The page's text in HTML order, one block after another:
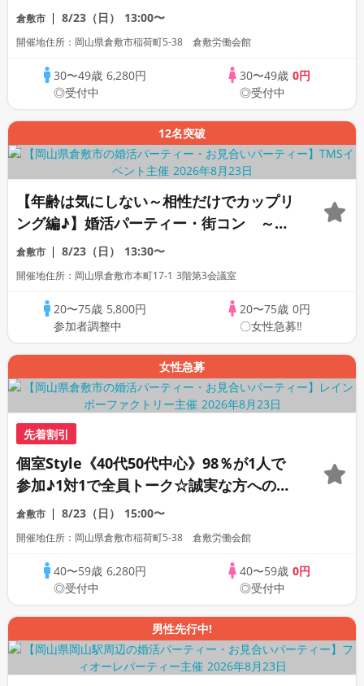
活パーティー
倉敷市 8/23（日） 13:00〜
開催地住所：岡山県倉敷市稲荷町5‐38 倉敷労働会館
30〜49歳 6,280円
◎受付中
30〜49歳 0円
◎受付中
12名突破
【年齢は気にしない～相性だけでカップリ
ング編♪】婚活パーティー・街コン ～真
剣な出会い～
倉敷市 8/23（日） 13:30〜
開催地住所：岡山県倉敷市本町17-1 3階第3会議室
20〜75歳 5,800円
参加者調整中
20〜75歳 0円
〇女性急募‼
女性急募
先着割引
個室Style《40代50代中心》98％が1人で
参加♪1対1で全員トーク☆誠実な方への婚
活パーティー
倉敷市 8/23（日） 15:00〜
開催地住所：岡山県倉敷市稲荷町5‐38 倉敷労働会館
40〜59歳 6,280円
◎受付中
40〜59歳 0円
◎受付中
男性先行中!